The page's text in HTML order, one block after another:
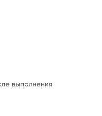
выполнения